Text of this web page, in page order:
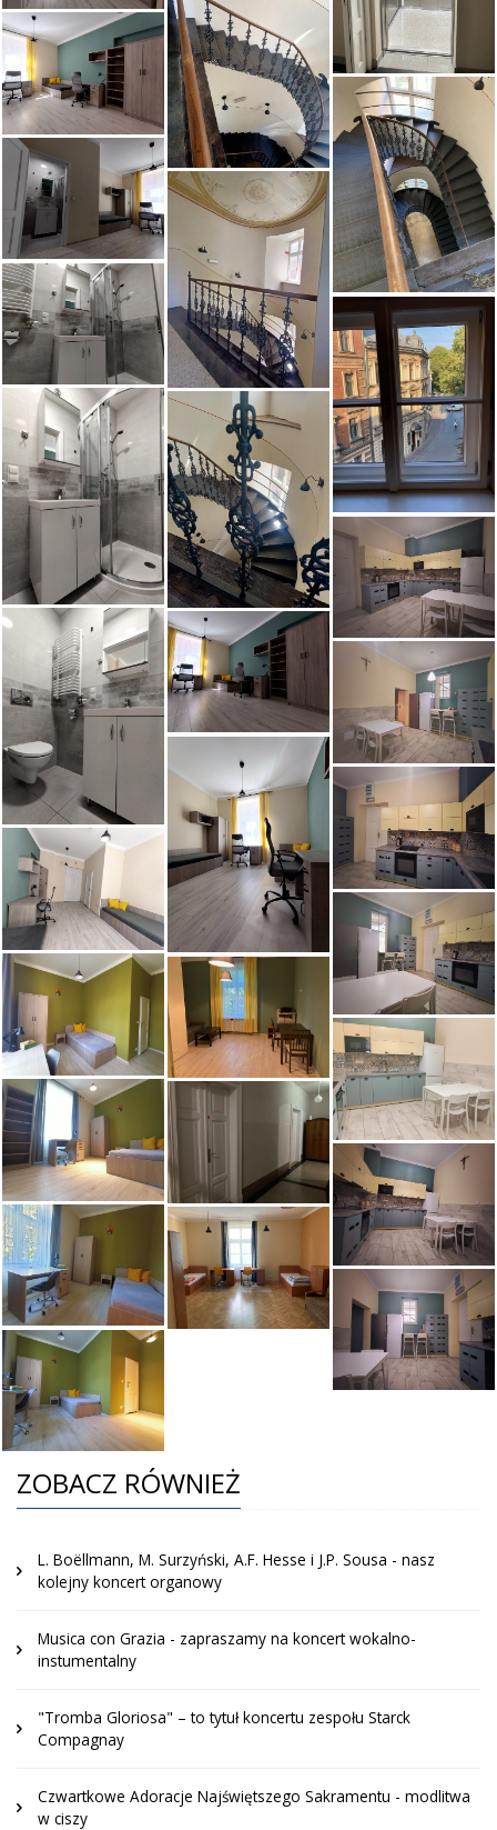
ZOBACZ RÓWNIEŻ
L. Boëllmann, M. Surzyński, A.F. Hesse i J.P. Sousa - nasz
kolejny koncert organowy
Musica con Grazia - zapraszamy na koncert wokalno-
instumentalny
"Tromba Gloriosa" – to tytuł koncertu zespołu Starck
Compagnay
Czwartkowe Adoracje Najświętszego Sakramentu - modlitwa
w ciszy